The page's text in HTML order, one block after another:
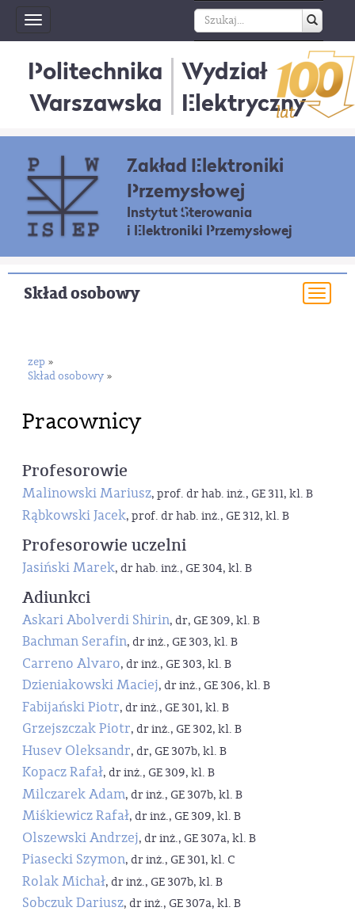
Toggle
navigation
Politechnika
Warszawska
Wydział
Elektryczny
Zakład Elektroniki
Przemysłowej
Instytut Sterowania
i Elektroniki Przemysłowej
Skład osobowy
zep »
Skład osobowy »
Pracownicy
Profesorowie
Malinowski Mariusz, prof. dr hab. inż., GE 311, kl. B
Rąbkowski Jacek, prof. dr hab. inż., GE 312, kl. B
Profesorowie uczelni
Jasiński Marek, dr hab. inż., GE 304, kl. B
Adiunkci
Askari Abolverdi Shirin, dr, GE 309, kl. B
Bachman Serafin, dr inż., GE 303, kl. B
Carreno Alvaro, dr inż., GE 303, kl. B
Dzieniakowski Maciej, dr inż., GE 306, kl. B
Fabijański Piotr, dr inż., GE 301, kl. B
Grzejszczak Piotr, dr inż., GE 302, kl. B
Husev Oleksandr, dr, GE 307b, kl. B
Kopacz Rafał, dr inż., GE 309, kl. B
Milczarek Adam, dr inż., GE 307b, kl. B
Miśkiewicz Rafał, dr inż., GE 309, kl. B
Olszewski Andrzej, dr inż., GE 307a, kl. B
Piasecki Szymon, dr inż., GE 301, kl. C
Rolak Michał, dr inż., GE 307b, kl. B
Sobczuk Dariusz, dr inż., GE 307a, kl. B